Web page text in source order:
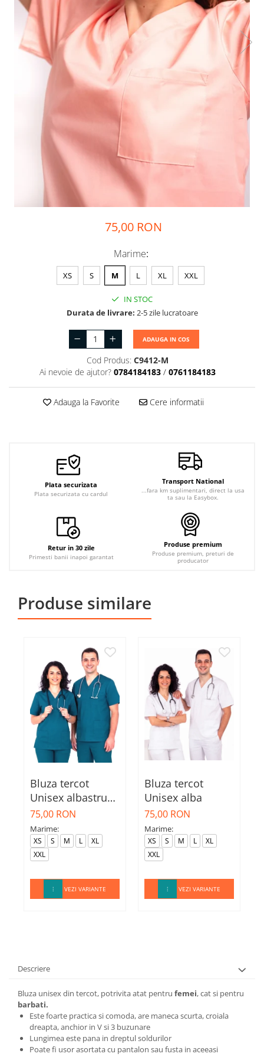
75,00 RON
Marime:
XS S M L XL XXL
IN STOC
Durata de livrare: 2-5 zile lucratoare
ADAUGA IN COS
Cod Produs: C9412-M
Ai nevoie de ajutor? 0784184183 / 0761184183
Adauga la Favorite Cere informatii
Plata securizata
Plata securizata cu cardul
Transport National
...fara km suplimentari, direct la usa
ta sau la Easybox.
Retur in 30 zile
Primesti banii inapoi garantat
Produse premium
Produse premium, preturi de
producator
Produse similare
Bluza tercot
Unisex albastru
marin
75,00 RON
Marime:
XS S M L
XL
XXL
VEZI VARIANTE
Bluza tercot
Unisex alba
75,00 RON
Marime:
XS S M L
XL
XXL
VEZI VARIANTE
Descriere
Bluza unisex din tercot, potrivita atat pentru femei, cat si pentru
barbati.
Este foarte practica si comoda, are maneca scurta, croiala
dreapta, anchior in V si 3 buzunare
Lungimea este pana in dreptul soldurilor
Poate fi usor asortata cu pantalon sau fusta in aceeasi